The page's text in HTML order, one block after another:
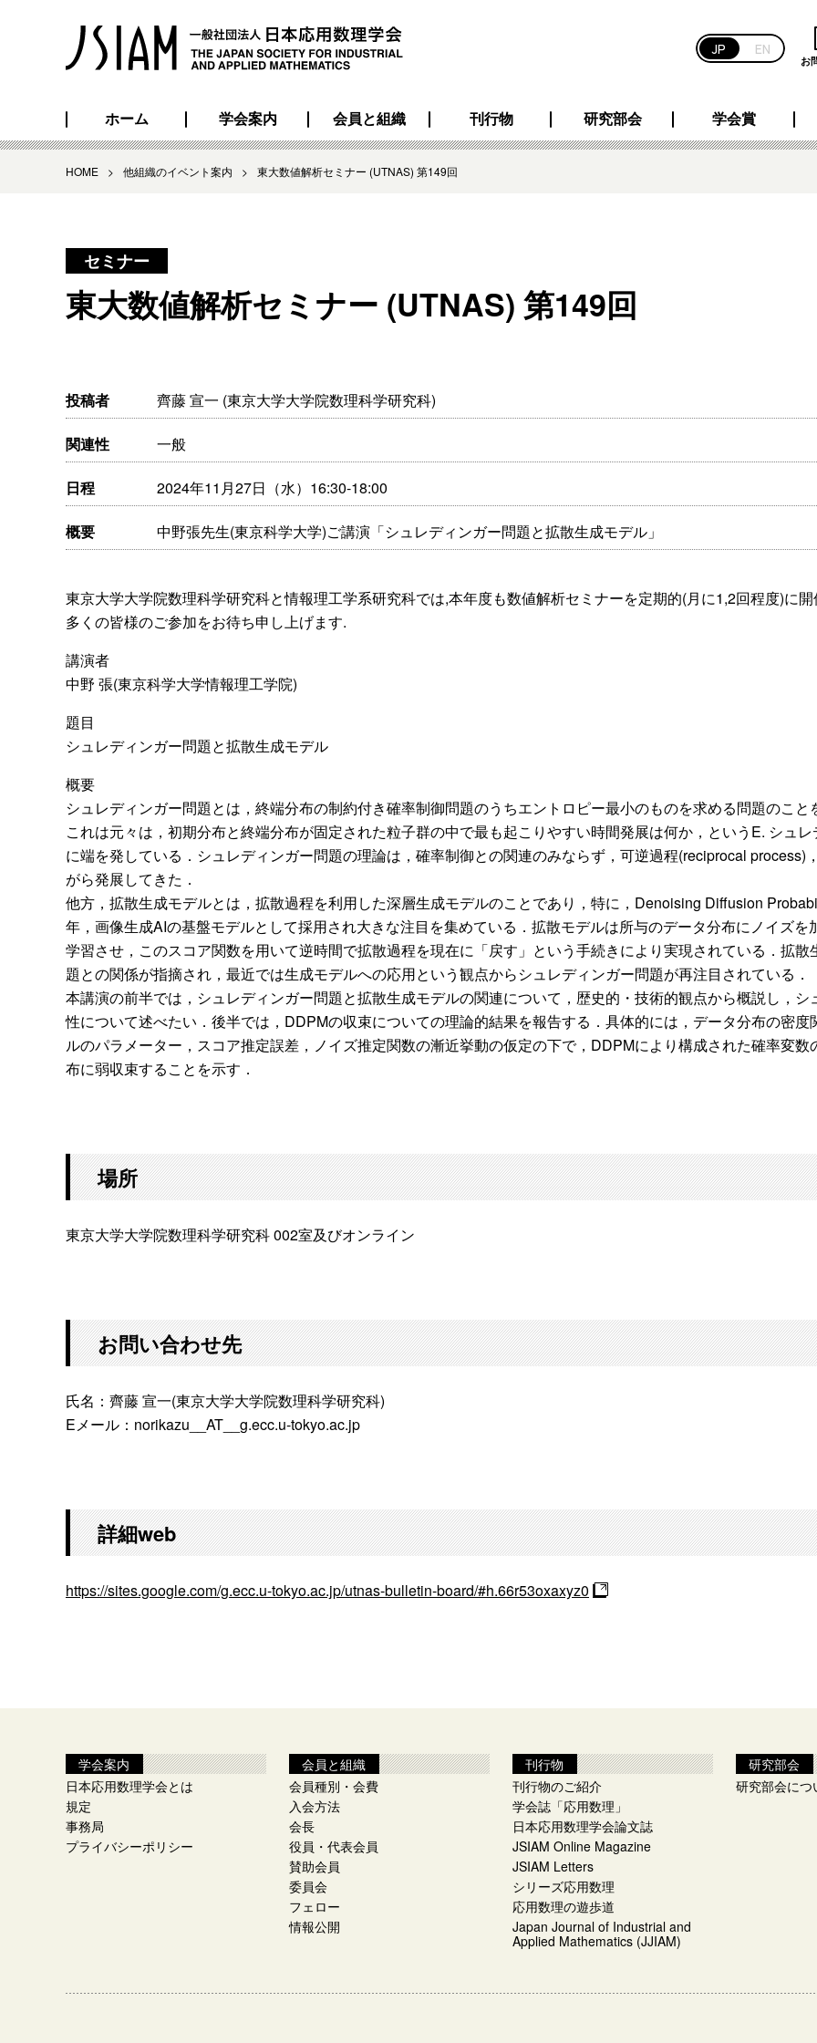
JP EN
お
ホーム 学会案内 会員と組織 刊行物 研究部会 学会賞
HOME > 他組織のイベント案内 > 東大数値解析セミナー (UTNAS) 第149回
セミナー
東大数値解析セミナー (UTNAS) 第149回
投稿者 齊藤 宣一 (東京大学大学院数理科学研究科)
関連性 一般
日程 2024年11月27日（水）16:30-18:00
概要 中野張先生(東京科学大学)ご講演「シュレディンガー問題と拡散生成モデル」
東京大学大学院数理科学研究科と情報理工学系研究科では,本年度も数値解析セミナーを定期的(月に1,2回程度)に
多くの皆様のご参加をお待ち申し上げます.
講演者
中野 張(東京科学大学情報理工学院)
題目
シュレディンガー問題と拡散生成モデル
概要
シュレディンガー問題とは，終端分布の制約付き確率制御問題のうちエントロピー最小のものを求める問題のこと
これは元々は，初期分布と終端分布が固定された粒子群の中で最も起こりやすい時間発展は何か，というE. シュ
に端を発している．シュレディンガー問題の理論は，確率制御との関連のみならず，可逆過程(reciprocal
がら発展してきた．
他方，拡散生成モデルとは，拡散過程を利用した深層生成モデルのことであり，特に，Denoising Diffusion
年，画像生成AIの基盤モデルとして採用され大きな注目を集めている．拡散モデルは所与のデータ分布にノイズ
学習させ，このスコア関数を用いて逆時間で拡散過程を現在に「戻す」という手続きにより実現されている．拡
題との関係が指摘され，最近では生成モデルへの応用という観点からシュレディンガー問題が再注目されている．
本講演の前半では，シュレディンガー問題と拡散生成モデルの関連について，歴史的・技術的観点から概説し，
性について述べたい．後半では，DDPMの収束についての理論的結果を報告する．具体的には，データ分布の密
ルのパラメーター，スコア推定誤差，ノイズ推定関数の漸近挙動の仮定の下で，DDPMにより構成された確率変
布に弱収束することを示す．
場所
東京大学大学院数理科学研究科 002室及びオンライン
お問い合わせ先
氏名：齊藤 宣一(東京大学大学院数理科学研究科)
Eメール：norikazu__AT__g.ecc.u-tokyo.ac.jp
詳細web
https://sites.google.com/g.ecc.u-tokyo.ac.jp/utnas-bulletin-board/#h.66r53oxaxyz0
学会案内
日本応用数理学会とは
規定
事務局
プライバシーポリシー
会員と組織
会員種別・会費
入会方法
会長
役員・代表会員
賛助会員
委員会
フェロー
情報公開
刊行物
刊行物のご紹介
学会誌「応用数理」
日本応用数理学会論文誌
JSIAM Online Magazine
JSIAM Letters
シリーズ応用数理
応用数理の遊歩道
Japan Journal of Industrial and
Applied Mathematics (JJIAM)
研究部会
研究部会につ